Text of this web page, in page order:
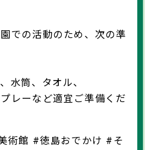
での活動のため、次の準
水筒、タオル、
レーなど適宜ご準備くだ
術館 #徳島おでかけ #そ